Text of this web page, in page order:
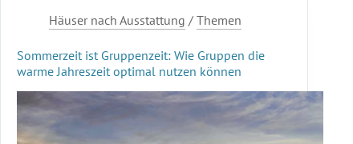
Häuser nach Ausstattung / Themen
Sommerzeit ist Gruppenzeit: Wie Gruppen die
warme Jahreszeit optimal nutzen können